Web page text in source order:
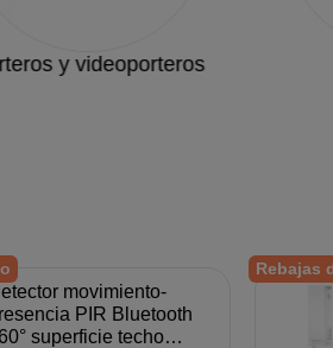
y videoporteros
movimiento-
PIR Bluetooth
superficie techo
Rebajas